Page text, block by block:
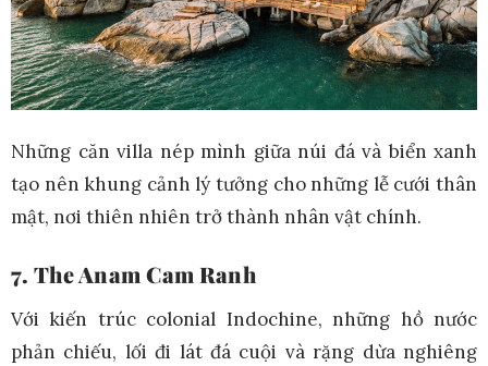
Những căn villa nép mình giữa núi đá và biển xanh
tạo nên khung cảnh lý tưởng cho những lễ cưới thân
mật, nơi thiên nhiên trở thành nhân vật chính.
7. The Anam Cam Ranh
Với kiến trúc colonial Indochine, những hồ nước
phản chiếu, lối đi lát đá cuội và rặng dừa nghiêng